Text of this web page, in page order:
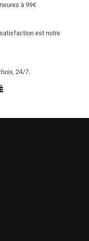
à 99€
est notre
24/7.